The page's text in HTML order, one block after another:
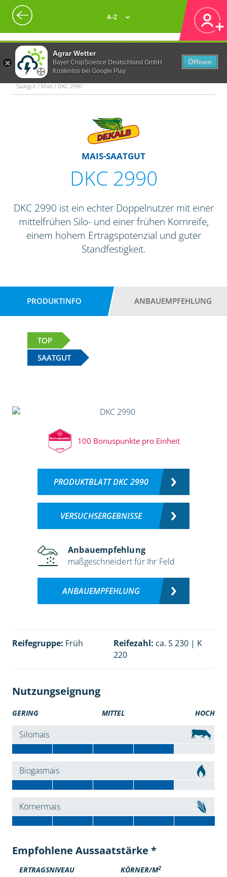
Agrar Wetter
Bayer CropScience Deutschland GmbH
Kostenlos bei Google Play
Öffnen
A-Z
Saatgut / Mais / DKC 2990
MAIS-SAATGUT
DKC 2990
DKC 2990 ist ein echter Doppelnutzer mit einer
mittelfrühen Silo- und einer frühen Kornreife,
einem hohem Ertragspotenzial und guter
Standfestigkeit.
PRODUKTINFO ANBAUEMPFEHLUNG
TOP
SAATGUT
100 Bonuspunkte pro Einheit
PRODUKTBLATT DKC 2990
VERSUCHSERGEBNISSE
Anbauempfehlung
maßgeschneidert für Ihr Feld
ANBAUEMPFEHLUNG
Reifegruppe: Früh Reifezahl: ca. S 230 | K
220
Nutzungseignung
GERING MITTEL HOCH
Silomais
Biogasmais
Körnermais
Empfohlene Aussaatstärke *
ERTRAGSNIVEAU KÖRNER/M2